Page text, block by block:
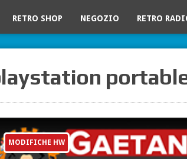
RETRO SHOP NEGOZIO RETRO
MODIFICHE HW